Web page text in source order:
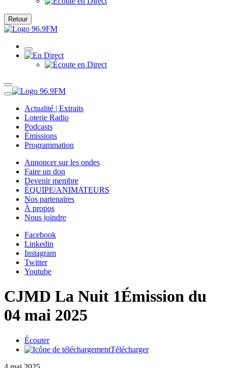
Retour
Actualité | Extraits
Loterie Radio
Podcasts
Émissions
Programmation
Annoncer sur les ondes
Faire un don
Devenir membre
ÉQUIPE/ANIMATEURS
Nos partenaires
À propos
Nous joindre
Facebook
Linkedin
Instagram
Twitter
Youtube
CJMD La Nuit 1Émission du
04 mai 2025
Écouter
Télécharger